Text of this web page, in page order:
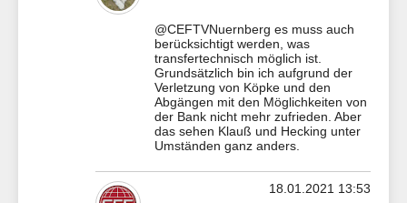
@CEFTVNuernberg es muss auch
berücksichtigt werden, was
transfertechnisch möglich ist.
Grundsätzlich bin ich aufgrund der
Verletzung von Köpke und den
Abgängen mit den Möglichkeiten von
der Bank nicht mehr zufrieden. Aber
das sehen Klauß und Hecking unter
Umständen ganz anders.
18.01.2021 13:53